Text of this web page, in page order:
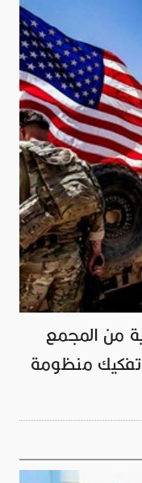
من المجمع
تفكيك منظومة